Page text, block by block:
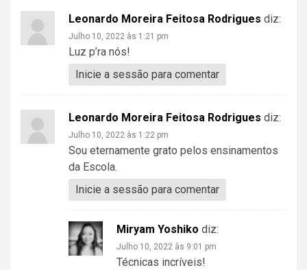
Leonardo Moreira Feitosa Rodrigues diz:
Julho 10, 2022 às 1:21 pm
Luz p’ra nós!
Inicie a sessão para comentar
Leonardo Moreira Feitosa Rodrigues diz:
Julho 10, 2022 às 1:22 pm
Sou eternamente grato pelos ensinamentos
da Escola.
Inicie a sessão para comentar
Miryam Yoshiko diz:
Julho 10, 2022 às 9:01 pm
Técnicas incríveis!